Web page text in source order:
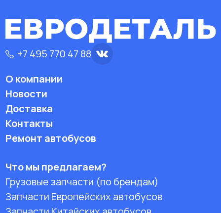
+7 495 770 47 88
О компании
Новости
Доставка
Контакты
Ремонт автобусов
Что мы предлагаем?
Грузовые запчасти (по брендам)
Запчасти Европейских автобусов